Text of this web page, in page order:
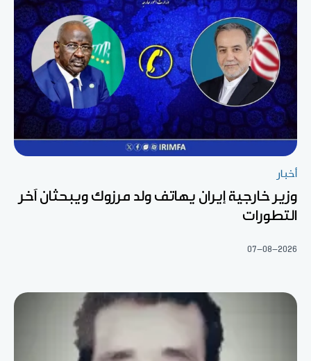
أخبار
وزير خارجية إيران يهاتف ولد مرزوك ويبحثان آخر
التطورات
07-08-2026